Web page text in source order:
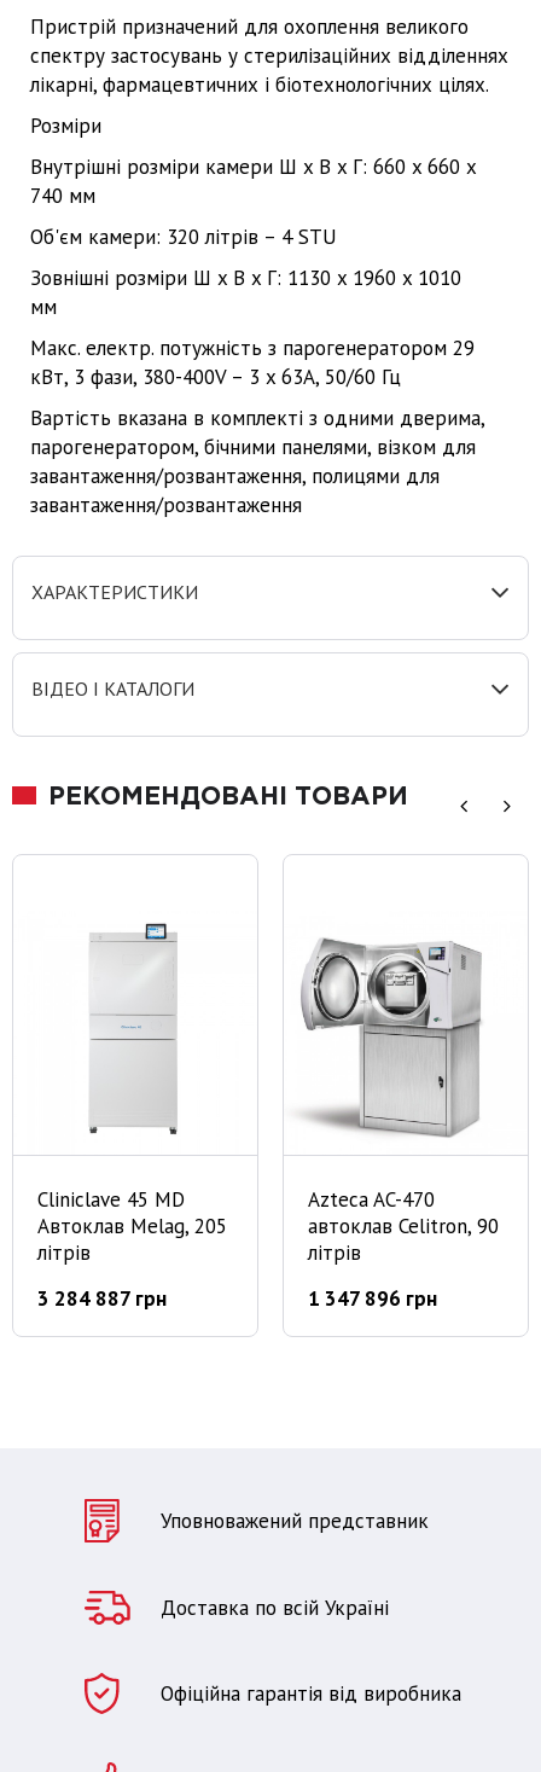
Пристрій призначений для охоплення великого
спектру застосувань у стерилізаційних відділеннях
лікарні, фармацевтичних і біотехнологічних цілях.
Розміри
Внутрішні розміри камери Ш x В x Г: 660 x 660 x
740 мм
Об'єм камери: 320 літрів – 4 STU
Зовнішні розміри Ш x В x Г: 1130 x 1960 x 1010
мм
Макс. електр. потужність з парогенератором 29
кВт, 3 фази, 380-400V – 3 x 63A, 50/60 Гц
Вартість вказана в комплекті з одними дверима,
парогенератором, бічними панелями, візком для
завантаження/розвантаження, полицями для
завантаження/розвантаження
ХАРАКТЕРИСТИКИ
ВІДЕО І КАТАЛОГИ
РЕКОМЕНДОВАНІ ТОВАРИ
Cliniclave 45 MD
Автоклав Melag, 205
літрів
3 284 887 грн
Azteca AC-470
автоклав Celitron, 90
літрів
1 347 896 грн
Уповноважений представник
Доставка по всій Україні
Офіційна гарантія від виробника